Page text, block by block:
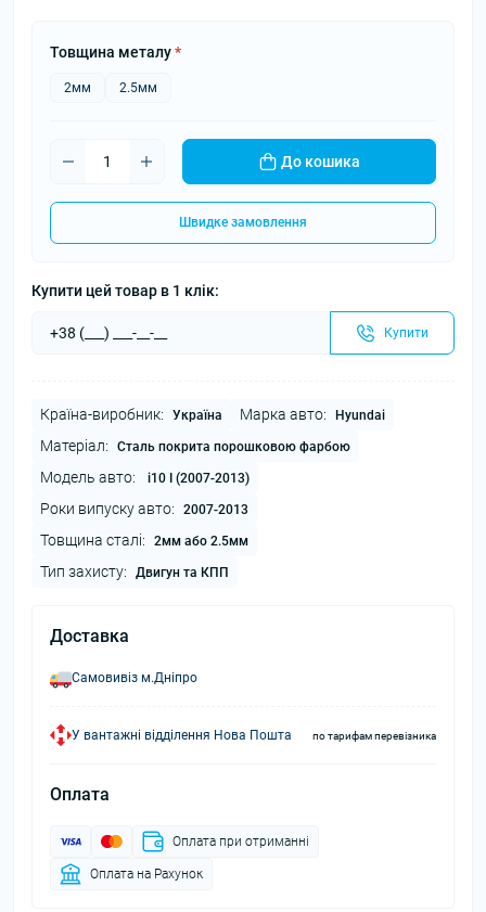
Товщина металу*
2мм 2.5мм
До кошика
Швидке замовлення
Купити цей товар в 1 клік:
Купити
Країна-виробник: Україна Марка авто: Hyundai
Матеріал: Сталь покрита порошковою фарбою
Модель авто: i10 I (2007-2013)
Роки випуску авто: 2007-2013
Товщина сталі: 2мм або 2.5мм
Тип захисту: Двигун та КПП
Доставка
Самовивіз м.Дніпро
У вантажні відділення Нова Пошта по тарифам перевізника
Оплата
Оплата при отриманні
Оплата на Рахунок